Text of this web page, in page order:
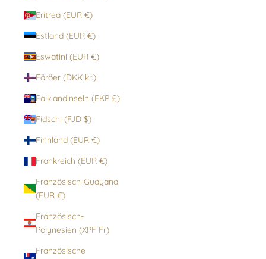
Eritrea (EUR €)
Estland (EUR €)
Eswatini (EUR €)
Färöer (DKK kr.)
Falklandinseln (FKP £)
Fidschi (FJD $)
Finnland (EUR €)
Frankreich (EUR €)
Französisch-Guayana
(EUR €)
Französisch-
Polynesien (XPF Fr)
Französische